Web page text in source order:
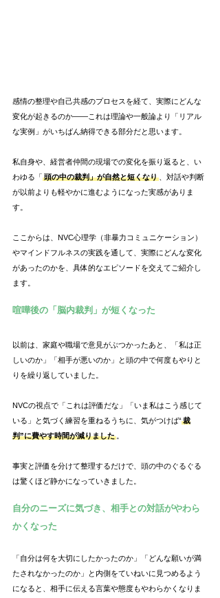
感情の整理や自己共感のプロセスを経て、実際にどんな
変化が起きるのか――これは理論や一般論より「リアル
な実例」がいちばん納得できる部分だと思います。
私自身や、経営者仲間の現場での変化を振り返ると、い
わゆる「 頭の中の裁判」が自然と短くなり
、対話や判断
が以前よりも軽やかに進むようになった実感がありま
す。
ここからは、NVC心理学（非暴力コミュニケーション）
やマインドフルネスの実践を通して、実際にどんな変化
があったのかを、具体的なエピソードを交えてご紹介し
ます。
喧嘩後の「脳内裁判」が短くなった
以前は、家庭や職場で意見がぶつかったあと、「私は正
しいのか」「相手が悪いのか」と頭の中で何度もやりと
りを繰り返していました。
NVCの視点で「これは評価だな」「いま私はこう感じて
いる」と気づく練習を重ねるうちに、気がつけば“裁
判”に費やす時間が減りました 。
事実と評価を分けて整理するだけで、頭の中のぐるぐる
は驚くほど静かになっていきました。
自分のニーズに気づき、相手との対話がやわら
かくなった
「自分は何を大切にしたかったのか」「どんな願いが満
たされなかったのか」と内側をていねいに見つめるよう
になると、相手に伝える言葉や態度もやわらかくなりま